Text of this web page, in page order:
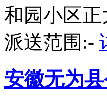
和园小区正
派送范围:-
安徽无为